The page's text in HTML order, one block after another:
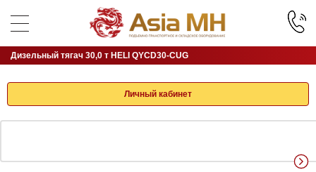
Личный кабинет
Дизельный тягач 30,0 т HELI QYCD30-CUG